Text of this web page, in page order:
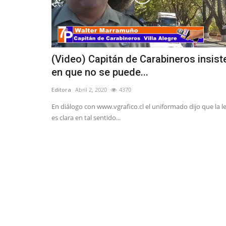
(Video) Capitán de Carabineros
en que no se puede...
Editora Abril 2, 2020 4370
En diálogo con www.vgrafico.cl el uniformado dijo que la
es clara en tal sentido...